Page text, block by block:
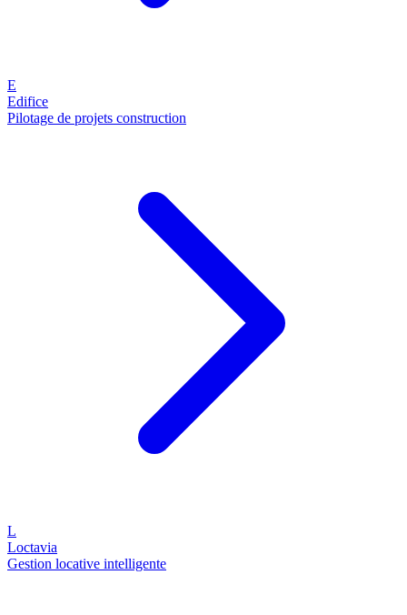
E
Edifice
Pilotage de projets construction
L
Loctavia
Gestion locative intelligente